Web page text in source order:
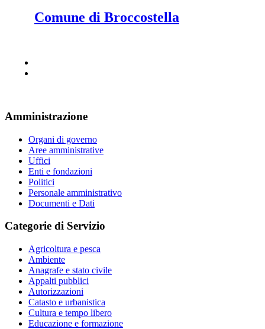
Comune di Broccostella
Amministrazione
Organi di governo
Aree amministrative
Uffici
Enti e fondazioni
Politici
Personale amministrativo
Documenti e Dati
Categorie di Servizio
Agricoltura e pesca
Ambiente
Anagrafe e stato civile
Appalti pubblici
Autorizzazioni
Catasto e urbanistica
Cultura e tempo libero
Educazione e formazione